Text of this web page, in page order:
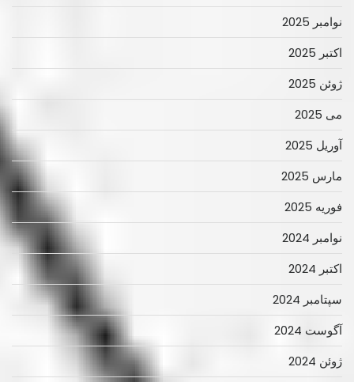
نوامبر 2025
اکتبر 2025
ژوئن 2025
می 2025
آوریل 2025
مارس 2025
فوریه 2025
نوامبر 2024
اکتبر 2024
سپتامبر 2024
آگوست 2024
ژوئن 2024